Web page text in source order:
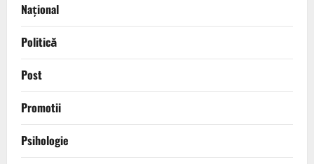
Național
Politică
Post
Promotii
Psihologie